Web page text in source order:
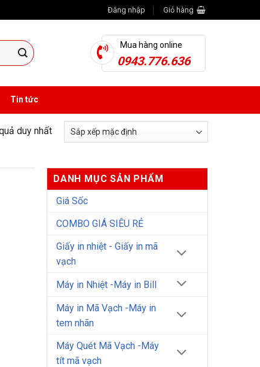
Đăng nhập Giỏ hàng
Mua hàng online
0943.776.636
Tin tức
duy nhất
DANH MỤC SẢN PHẨM
Giá Sốc
COMBO GIÁ SIÊU RẺ
Giấy in nhiệt - Giấy in mã
vạch
Máy in Nhiệt -Máy in Bill
Máy in Mã Vạch -Máy in
tem nhãn
Máy Quét Mã Vạch -Máy
tít mã vạch